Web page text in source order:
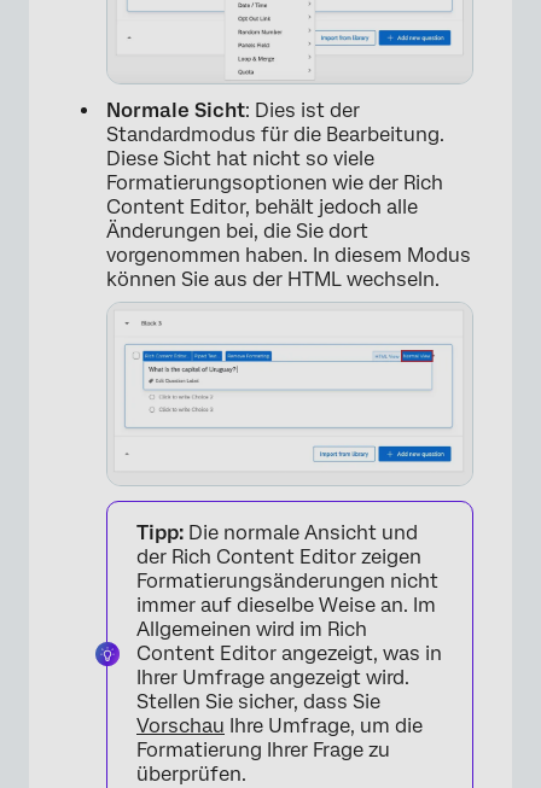
×
Normale Sicht: Dies ist der
Standardmodus für die Bearbeitung.
Diese Sicht hat nicht so viele
Formatierungsoptionen wie der Rich
Content Editor, behält jedoch alle
Änderungen bei, die Sie dort
vorgenommen haben. In diesem Modus
können Sie aus der HTML wechseln.
Tipp: Die normale Ansicht und
der Rich Content Editor zeigen
Formatierungsänderungen nicht
immer auf dieselbe Weise an. Im
Allgemeinen wird im Rich
Content Editor angezeigt, was in
Ihrer Umfrage angezeigt wird.
Stellen Sie sicher, dass Sie
Vorschau Ihre Umfrage, um die
Formatierung Ihrer Frage zu
überprüfen.